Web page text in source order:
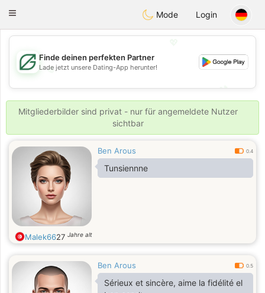
Dating
Toggle
Mode Login
💖
💕
Finde deinen perfekten Partner
Lade jetzt unsere Dating-App herunter!
Mitgliederbilder sind privat - nur für angemeldete Nutzer
sichtbar
Ben Arous 0.4
Tunsiennne
Malek6627 Jahre alt
Ben Arous 0.5
Sérieux et sincère, aime la fidélité el